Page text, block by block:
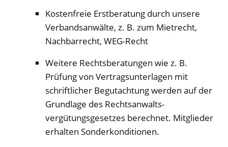
Kostenfreie Erstberatung durch unsere
Verbandsanwälte, z. B. zum Mietrecht,
Nachbarrecht, WEG-Recht
Weitere Rechtsberatungen wie z. B.
Prüfung von Vertragsunterlagen mit
schriftlicher Begutachtung werden auf der
Grundlage des Rechtsanwalts-
vergütungsgesetzes berechnet. Mitglieder
erhalten Sonderkonditionen.